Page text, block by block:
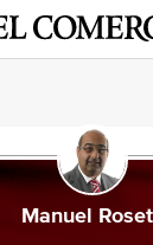
Manuel